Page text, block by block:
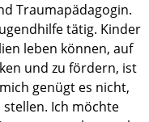
Traumapädagogin.
tätig. Kinder
leben können, auf
und zu fördern, ist
genügt es nicht,
Ich möchte